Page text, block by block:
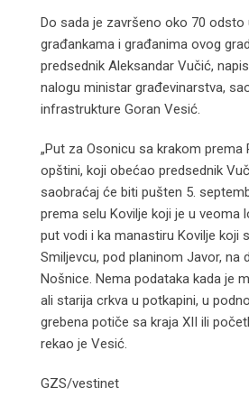
Do sada je završeno oko 70 odsto
građankama i građanima ovog
predsednik Aleksandar Vučić,
nalogu ministar građevinarstva,
infrastrukture Goran Vesić.
„Put za Osonicu sa krakom prema
opštini, koji obećao predsednik
saobraćaj će biti pušten 5.
prema selu Kovilje koji je u veoma
put vodi i ka manastiru Kovilje koji
Smiljevcu, pod planinom Javor, na
Nošnice. Nema podataka kada je
ali starija crkva u potkapini, u
grebena potiče sa kraja XII ili
rekao je Vesić.
GZS/vestinet